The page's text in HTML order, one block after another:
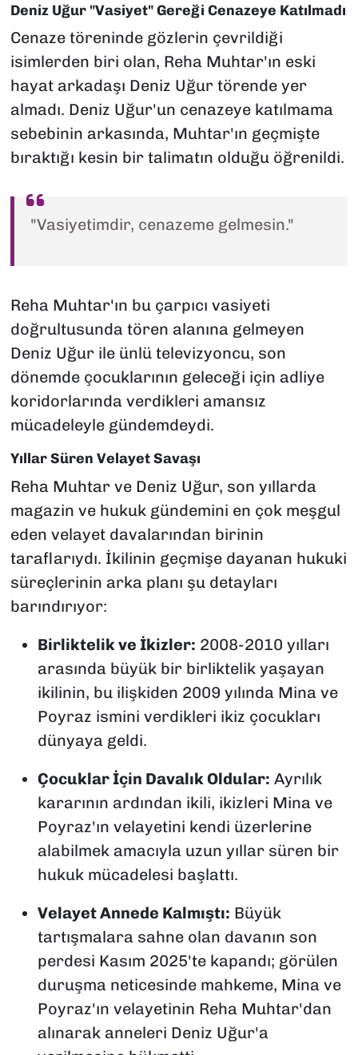
Deniz Uğur "Vasiyet" Gereği Cenazeye Katılmadı
Cenaze töreninde gözlerin çevrildiği
isimlerden biri olan, Reha Muhtar'ın eski
hayat arkadaşı Deniz Uğur törende yer
almadı. Deniz Uğur'un cenazeye katılmama
sebebinin arkasında, Muhtar'ın geçmişte
bıraktığı kesin bir talimatın olduğu öğrenildi.
"Vasiyetimdir, cenazeme gelmesin."
Reha Muhtar'ın bu çarpıcı vasiyeti
doğrultusunda tören alanına gelmeyen
Deniz Uğur ile ünlü televizyoncu, son
dönemde çocuklarının geleceği için adliye
koridorlarında verdikleri amansız
mücadeleyle gündemdeydi.
Yıllar Süren Velayet Savaşı
Reha Muhtar ve Deniz Uğur, son yıllarda
magazin ve hukuk gündemini en çok meşgul
eden velayet davalarından birinin
taraflarıydı. İkilinin geçmişe dayanan hukuki
süreçlerinin arka planı şu detayları
barındırıyor:
Birliktelik ve İkizler: 2008-2010 yılları
arasında büyük bir birliktelik yaşayan
ikilinin, bu ilişkiden 2009 yılında Mina ve
Poyraz ismini verdikleri ikiz çocukları
dünyaya geldi.
Çocuklar İçin Davalık Oldular: Ayrılık
kararının ardından ikili, ikizleri Mina ve
Poyraz'ın velayetini kendi üzerlerine
alabilmek amacıyla uzun yıllar süren bir
hukuk mücadelesi başlattı.
Velayet Annede Kalmıştı: Büyük
tartışmalara sahne olan davanın son
perdesi Kasım 2025'te kapandı; görülen
duruşma neticesinde mahkeme, Mina ve
Poyraz'ın velayetinin Reha Muhtar'dan
alınarak anneleri Deniz Uğur'a